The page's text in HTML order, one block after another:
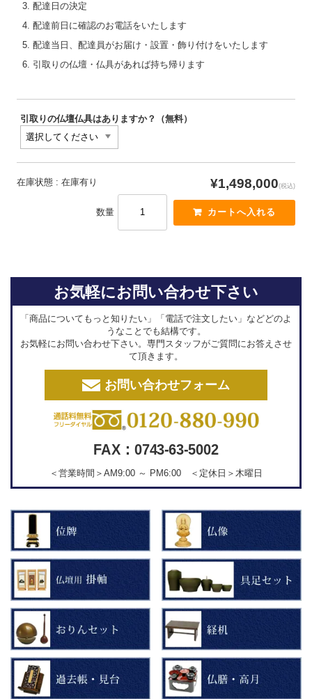
配達日の決定
配達前日に確認のお電話をいたします
配達当日、配達員がお届け・設置・飾り付けをいたします
引取りの仏壇・仏具があれば持ち帰ります
引取りの仏壇仏具はありますか？（無料）
在庫状態 : 在庫有り ¥1,498,000(税込)
数量
お気軽にお問い合わせ下さい
「商品についてもっと知りたい」「電話で注文したい」などどのよ
うなことでも結構です。
お気軽にお問い合わせ下さい。専門スタッフがご質問にお答えさせ
て頂きます。
お問い合わせフォーム
FAX：0743-63-5002
＜営業時間＞AM9:00 ～ PM6:00 ＜定休日＞木曜日